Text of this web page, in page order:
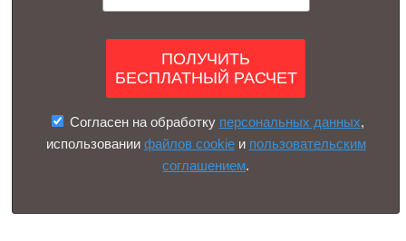
Согласен на обработку персональных данных,
использовании файлов cookieи пользовательским
соглашением.